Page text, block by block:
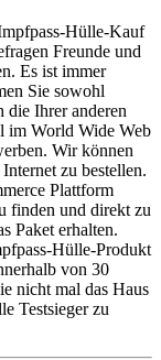
Hülle-Kauf
Freunde und
Es ist immer
Sie sowohl
die Ihrer anderen
im World Wide Web
Wir können
zu bestellen.
Plattform
finden und direkt zu
Paket erhalten.
Hülle-Produkt
von 30
nicht mal das Haus
Testsieger zu